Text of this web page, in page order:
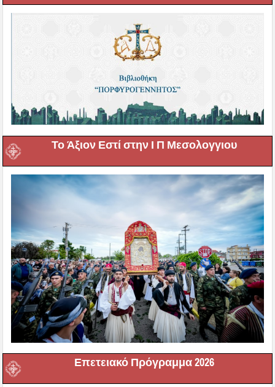
Το Άξιον Εστί στην Ι Π Μεσολογγιου
Επετειακό Πρόγραμμα 2026